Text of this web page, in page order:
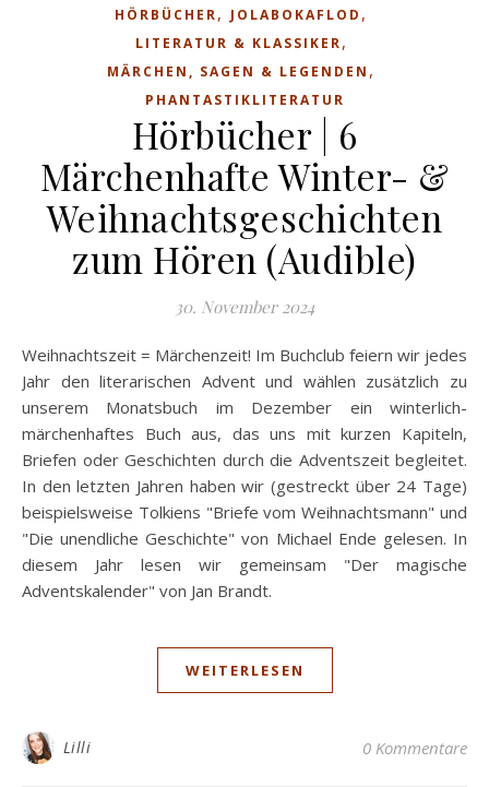
HÖRBÜCHER, JOLABOKAFLOD ,
LITERATUR & KLASSIKER,
MÄRCHEN, SAGEN & LEGENDEN ,
PHANTASTIKLITERATUR
Hörbücher | 6
Märchenhafte Winter- &
Weihnachtsgeschichten
zum Hören (Audible)
30. November 2024
Weihnachtszeit = Märchenzeit! Im Buchclub feiern wir jedes
Jahr den literarischen Advent und wählen zusätzlich zu
unserem Monatsbuch im Dezember ein winterlich-
märchenhaftes Buch aus, das uns mit kurzen Kapiteln,
Briefen oder Geschichten durch die Adventszeit begleitet.
In den letzten Jahren haben wir (gestreckt über 24 Tage)
beispielsweise Tolkiens "Briefe vom Weihnachtsmann" und
"Die unendliche Geschichte" von Michael Ende gelesen. In
diesem Jahr lesen wir gemeinsam "Der magische
Adventskalender" von Jan Brandt.
WEITERLESEN
Lilli 0 Kommentare